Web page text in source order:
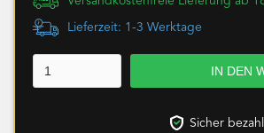
Lieferzeit: 1-3 Werktage
Sicher